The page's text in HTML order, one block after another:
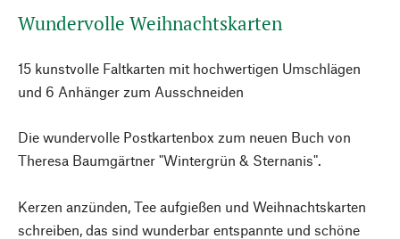
Wundervolle Weihnachtskarten
15 kunstvolle Faltkarten mit hochwertigen Umschlägen
und 6 Anhänger zum Ausschneiden
Die wundervolle Postkartenbox zum neuen Buch von
Theresa Baumgärtner "Wintergrün & Sternanis".
Kerzen anzünden, Tee aufgießen und Weihnachtskarten
schreiben, das sind wunderbar entspannte und schöne